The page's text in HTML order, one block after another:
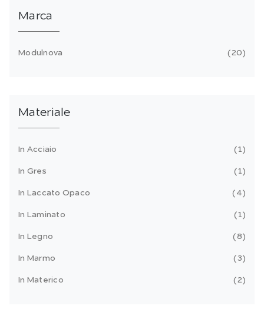
Marca
Modulnova 20
Materiale
In Acciaio 1
In Gres 1
In Laccato Opaco 4
In Laminato 1
In Legno 8
In Marmo 3
In Materico 2